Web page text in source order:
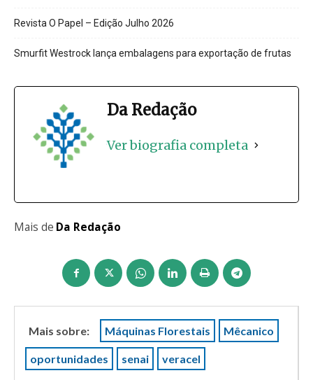
Revista O Papel – Edição Julho 2026
Smurfit Westrock lança embalagens para exportação de frutas
Da Redação
Ver biografia completa
Mais de Da Redação
Mais sobre: Máquinas Florestais Mêcanico
oportunidades senai veracel